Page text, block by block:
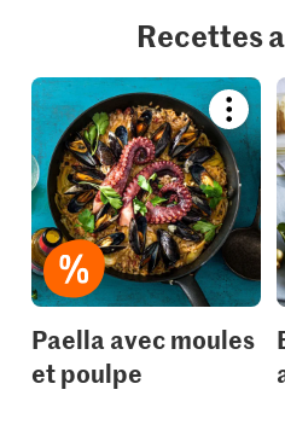
Recettes
recipe
or
add
it
to
your
Paella avec moules
et poulpe